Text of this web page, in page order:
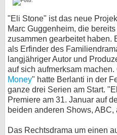
"Eli Stone" ist das neue
Marc Guggenheim, die bereits
zusammen gearbeitet haben.
als Erfinder des
langjähriger Autor und
auf sich aufmerksam machen.
Money" hatte Berlanti in der
ganze drei Serien am Start.
Premiere am 31. Januar auf
beiden anderen Shows,
Das Rechtsdrama um einen
bei X
bei